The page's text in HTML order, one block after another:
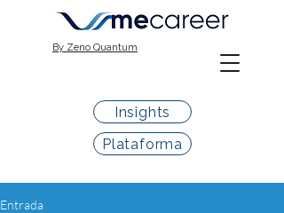
By Zeno Quantum
Insights
Plataforma
Entrada